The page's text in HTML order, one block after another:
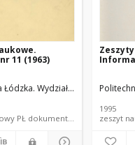
Informatyki i Automatyki.
dokument elektroniczny
11 (1963)
Łódzka. Wydział
zeszyt naukowy PŁ dokument
1995